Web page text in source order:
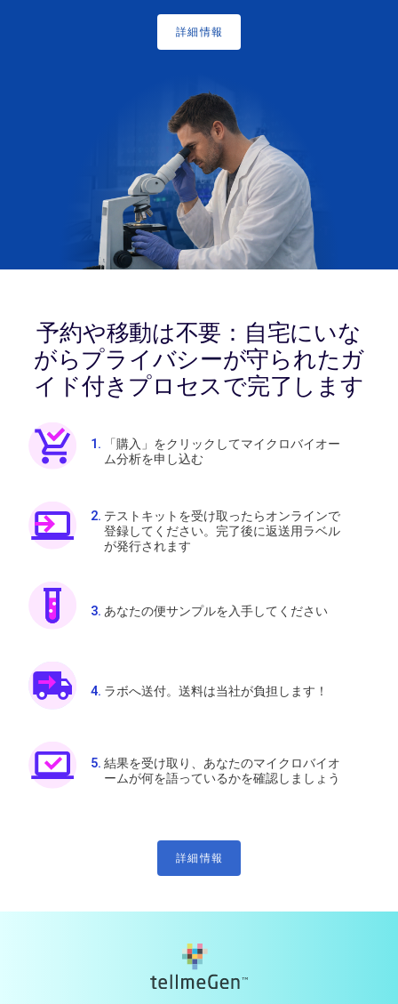
詳細情報
予約や移動は不要：自宅にいな
がらプライバシーが守られたガ
イド付きプロセスで完了します
「購入」をクリックしてマイクロバイオー
ム分析を申し込む
テストキットを受け取ったらオンラインで
登録してください。完了後に返送用ラベル
が発行されます
あなたの便サンプルを入手してください
ラボへ送付。送料は当社が負担します！
結果を受け取り、あなたのマイクロバイオ
ームが何を語っているかを確認しましょう
詳細情報